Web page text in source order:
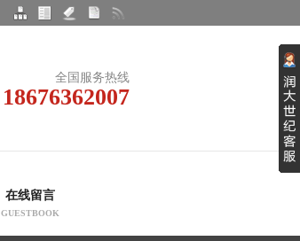
全国服务热线
18676362007
在线留言
GUESTBOOK